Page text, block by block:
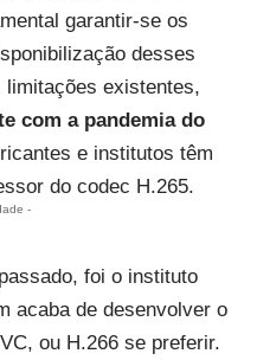
garantir-se os
desses
limitações existentes,
com a pandemia do
e institutos têm
do codec H.265.
-
foi o instituto
acaba de desenvolver o
ou H.266 se preferir.